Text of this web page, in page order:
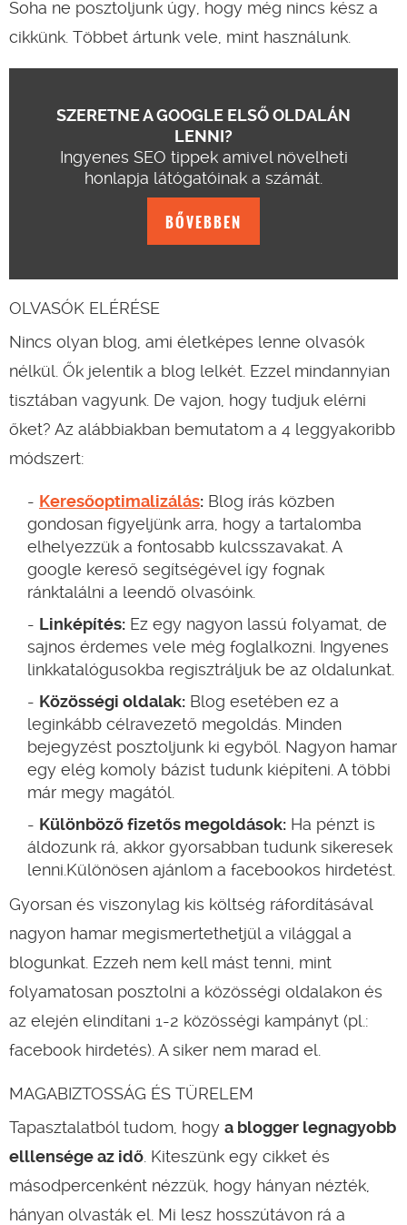
Soha ne posztoljunk úgy, hogy még nincs kész a
cikkünk. Többet ártunk vele, mint használunk.
SZERETNE A GOOGLE ELSŐ OLDALÁN
LENNI?
Ingyenes SEO tippek amivel növelheti
honlapja látógatóinak a számát.
BŐVEBBEN
OLVASÓK ELÉRÉSE
Nincs olyan blog, ami életképes lenne olvasók
nélkül. Ők jelentik a blog lelkét. Ezzel mindannyian
tisztában vagyunk. De vajon, hogy tudjuk elérni
őket? Az alábbiakban bemutatom a 4 leggyakoribb
módszert:
Keresőoptimalizálás: Blog írás közben
gondosan figyeljünk arra, hogy a tartalomba
elhelyezzük a fontosabb kulcsszavakat. A
google kereső segítségével így fognak
ránktalálni a leendő olvasóink.
Linképítés: Ez egy nagyon lassú folyamat, de
sajnos érdemes vele még foglalkozni. Ingyenes
linkkatalógusokba regisztráljuk be az oldalunkat.
Közösségi oldalak: Blog esetében ez a
leginkább célravezető megoldás. Minden
bejegyzést posztoljunk ki egyből. Nagyon hamar
egy elég komoly bázist tudunk kiépíteni. A többi
már megy magától.
Különböző fizetős megoldások: Ha pénzt is
áldozunk rá, akkor gyorsabban tudunk sikeresek
lenni.Különösen ajánlom a facebookos hirdetést.
Gyorsan és viszonylag kis költség ráfordításával
nagyon hamar megismertethetjül a világgal a
blogunkat. Ezzeh nem kell mást tenni, mint
folyamatosan posztolni a közösségi oldalakon és
az elején elindítani 1-2 közösségi kampányt (pl.:
facebook hirdetés). A siker nem marad el.
MAGABIZTOSSÁG ÉS TÜRELEM
Tapasztalatból tudom, hogy a blogger legnagyobb
elllensége az idő . Kiteszünk egy cikket és
másodpercenként nézzük, hogy hányan nézték,
hányan olvasták el. Mi lesz hosszútávon rá a